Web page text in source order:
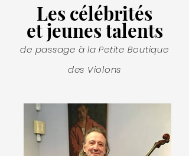
Lescélébrités
et jeunes talents
de passage à la Petite Boutique
des Violons